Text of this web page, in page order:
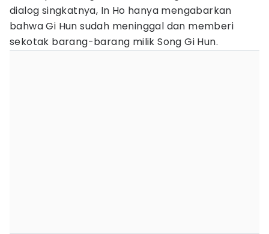
dialog singkatnya, In Ho hanya mengabarkan
bahwa Gi Hun sudah meninggal dan memberi
sekotak barang-barang milik Song Gi Hun.